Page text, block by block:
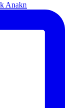
Anakn